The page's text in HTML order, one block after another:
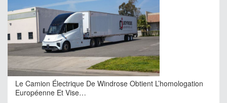
Le Camion Électrique De Windrose Obtient L’homologation
Européenne Et Vise…